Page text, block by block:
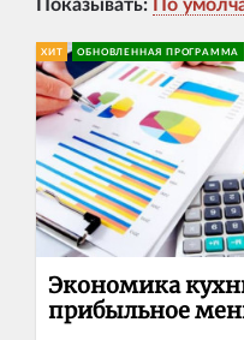
ХИТ ОБНОВЛЕННАЯ ПРОГРАММА
Экономика
прибыльное